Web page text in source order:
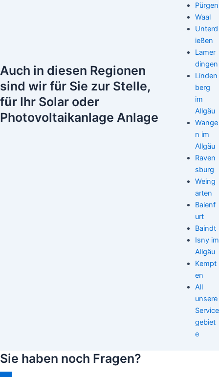
Auch in diesen Regionen
sind wir für Sie zur Stelle,
für Ihr Solar oder
Photovoltaikanlage Anlage
Pürgen
Waal
Unterd
ießen
Lamer
dingen
Linden
berg
im
Allgäu
Wange
n im
Allgäu
Raven
sburg
Weing
arten
Baienf
urt
Baindt
Isny im
Allgäu
Kempt
en
All
unsere
Service
gebiet
e
Sie haben noch Fragen?